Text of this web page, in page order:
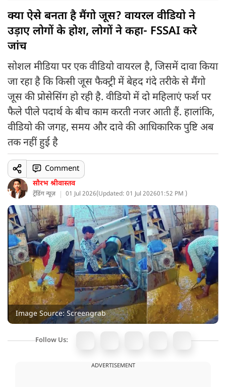
क्या ऐसे बनता है मैंगो जूस? वायरल वीडियो ने
उड़ाए लोगों के होश, लोगों ने कहा- FSSAI करे
जांच
सोशल मीडिया पर एक वीडियो वायरल है, जिसमें दावा किया
जा रहा है कि किसी जूस फैक्ट्री में बेहद गंदे तरीके से मैंगो
जूस की प्रोसेसिंग हो रही है. वीडियो में दो महिलाएं फर्श पर
फैले पीले पदार्थ के बीच काम करती नजर आती हैं. हालांकि,
वीडियो की जगह, समय और दावे की आधिकारिक पुष्टि अब
तक नहीं हुई है
सौरभ श्रीवास्तव
ट्रेंडिंग न्यूज़ 01 Jul 2026(Updated: 01 Jul 202601:52 PM )
Comment
Image Source: Screengrab
Follow Us:
ADVERTISEMENT